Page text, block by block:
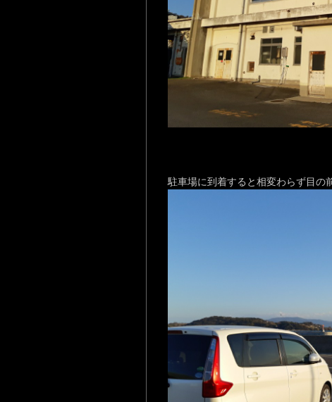
駐車場に到着すると相変わらず目の